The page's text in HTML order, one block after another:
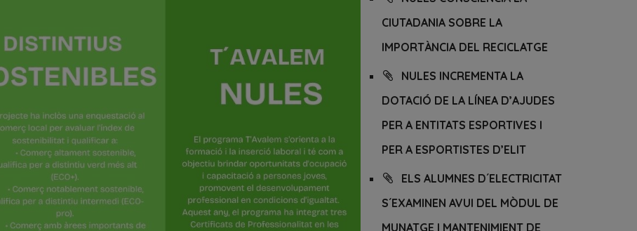
CIUTADANIA SOBRE LA
IMPORTÀNCIA DEL RECICLATGE
NULES INCREMENTA LA
DOTACIÓ DE LA LÍNEA D’AJUDES
PER A ENTITATS ESPORTIVES I
PER A ESPORTISTES D’ELIT
ELS ALUMNES D´ELECTRICITAT
S´EXAMINEN AVUI DEL MÒDUL DE
MUNATGE I MANTENIMIENT DE